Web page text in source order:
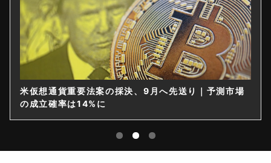
米仮想通貨重要法案の採決、9月へ先送り｜予測市場
の成立確率は14%に